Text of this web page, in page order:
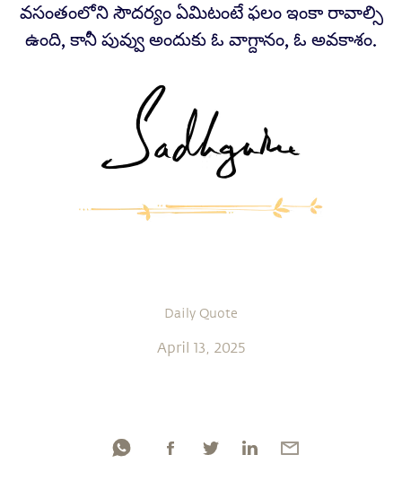
వసంతంలోని సౌదర్యం ఏమిటంటే ఫలం ఇంకా రావాల్సి
ఉంది, కానీ పువ్వు అందుకు ఓ వాగ్దానం, ఓ అవకాశం.
Daily Quote
April 13, 2025